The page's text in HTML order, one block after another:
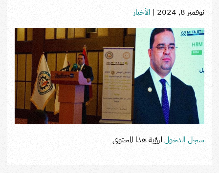
نوفمبر 8, 2024 | الأخبار
سجل الدخوللرؤية هذا المحتوى